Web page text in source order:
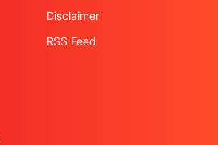
Disclaimer
RSS Feed